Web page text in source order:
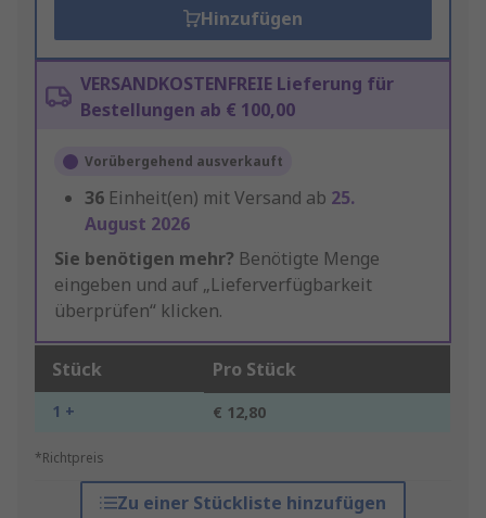
Hinzufügen
VERSANDKOSTENFREIE Lieferung für
Bestellungen ab € 100,00
Vorübergehend ausverkauft
36 Einheit(en) mit Versand ab 25.
August 2026
Sie benötigen mehr? Benötigte Menge
eingeben und auf „Lieferverfügbarkeit
überprüfen“ klicken.
Stück Pro Stück
1 + € 12,80
*Richtpreis
Zu einer Stückliste hinzufügen